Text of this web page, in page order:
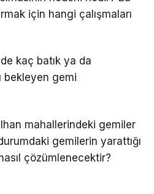
için hangi çalışmaları
kaç batık ya da
bekleyen gemi
mahallerindeki gemiler
gemilerin yarattığı
çözümlenecektir?